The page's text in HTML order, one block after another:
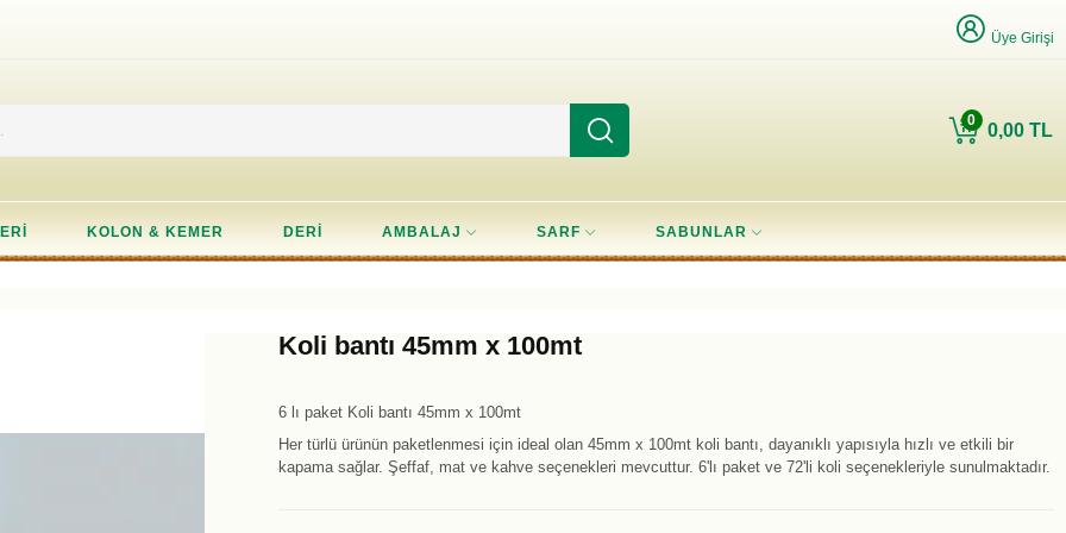
Üye Girişi
0,00 TL
0
KOLON & KEMER DERI AMBALAJ SARF SABUNLAR
Koli bantı 45mm x 100mt
6 lı paket Koli bantı 45mm x 100mt
Her türlü ürünün paketlenmesi için ideal olan 45mm x 100mt koli bantı, dayanıklı yapısıyla hızlı ve etkili bir
kapama sağlar. Şeffaf, mat ve kahve seçenekleri mevcuttur. 6'lı paket ve 72'li koli seçenekleriyle sunulmaktadır.